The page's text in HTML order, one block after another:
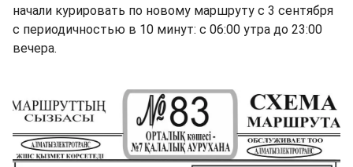
начали курировать по новому маршруту с 3 сентября
с периодичностью в 10 минут: с 06:00 утра до 23:00
вечера.